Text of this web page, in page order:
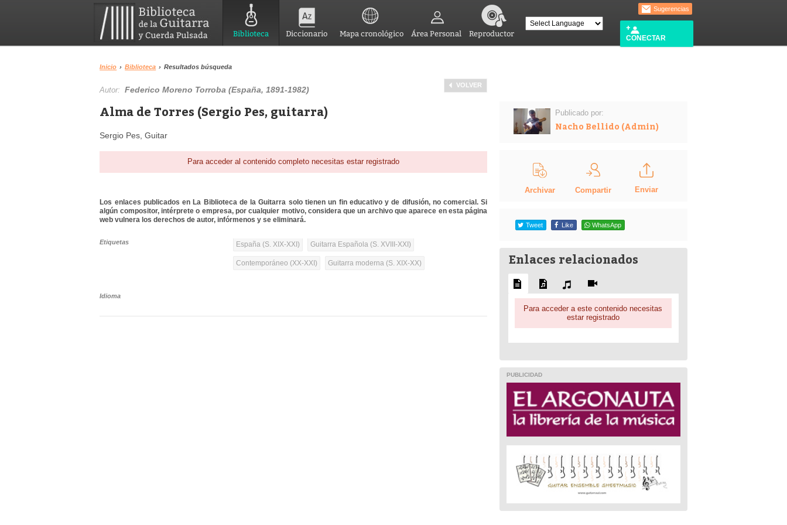
Biblioteca Diccionario Mapa cronológico Área Personal Reproductor
Sugerencias
CONECTAR
Inicio › Biblioteca › Resultados búsqueda
VOLVER
Autor:Federico Moreno Torroba (España, 1891-1982)
Alma de Torres (Sergio Pes, guitarra)
Sergio Pes, Guitar
Para acceder al contenido completo necesitas estar registrado
Los enlaces publicados en La Biblioteca de la Guitarra solo tienen un fin educativo y de difusión, no comercial. Si
algún compositor, intérprete o empresa, por cualquier motivo, considera que un archivo que aparece en esta página
web vulnera los derechos de autor, infórmenos y se eliminará.
Etiquetas España (S. XIX-XXI) Guitarra Española (S. XVIII-XXI)
Contemporáneo (XX-XXI) Guitarra moderna (S. XIX-XX)
Idioma
Publicado por:
Nacho Bellido (Admin)
Archivar Compartir Enviar
Tweet Like WhatsApp
Enlaces relacionados
Para acceder a este contenido necesitas
estar registrado
PUBLICIDAD